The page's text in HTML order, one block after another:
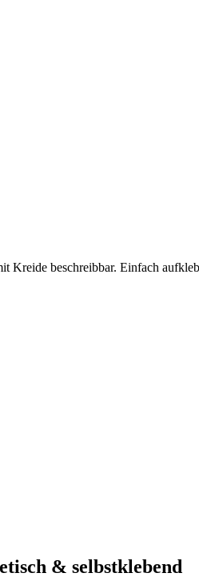
Kreide beschreibbar. Einfach
& selbstklebend